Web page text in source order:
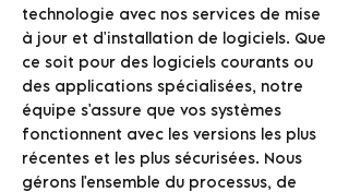
technologie avec nos services de mise
à jour et d'installation de logiciels. Que
ce soit pour des logiciels courants ou
des applications spécialisées, notre
équipe s'assure que vos systèmes
fonctionnent avec les versions les plus
récentes et les plus sécurisées. Nous
gérons l'ensemble du processus, de